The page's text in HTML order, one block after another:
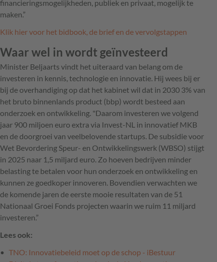
financieringsmogelijkheden, publiek en privaat, mogelijk te
maken.”
Klik hier voor het bidbook, de brief en de vervolgstappen
Waar wel in wordt geïnvesteerd
Minister Beljaarts vindt het uiteraard van belang om de
investeren in kennis, technologie en innovatie. Hij wees bij er
bij de overhandiging op dat het kabinet wil dat in 2030 3% van
het bruto binnenlands product (bbp) wordt besteed aan
onderzoek en ontwikkeling. "Daarom investeren we volgend
jaar 900 miljoen euro extra via Invest-NL in innovatief MKB
en de doorgroei van veelbelovende startups. De subsidie voor
Wet Bevordering Speur- en Ontwikkelingswerk (WBSO) stijgt
in 2025 naar 1,5 miljard euro. Zo hoeven bedrijven minder
belasting te betalen voor hun onderzoek en ontwikkeling en
kunnen ze goedkoper innoveren. Bovendien verwachten we
de komende jaren de eerste mooie resultaten van de 51
Nationaal Groei Fonds projecten waarin we ruim 11 miljard
investeren.”
Lees ook:
TNO: Innovatiebeleid moet op de schop - iBestuur